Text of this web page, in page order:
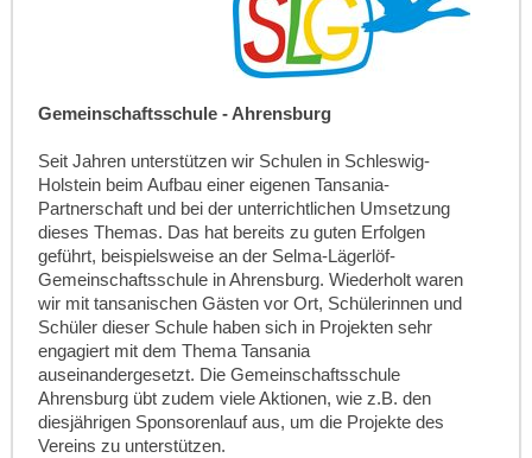
Gemeinschaftsschule - Ahrensburg
Seit Jahren unterstützen wir Schulen in Schleswig-
Holstein beim Aufbau einer eigenen Tansania-
Partnerschaft und bei der unterrichtlichen Umsetzung
dieses Themas. Das hat bereits zu guten Erfolgen
geführt, beispielsweise an der Selma-Lägerlöf-
Gemeinschaftsschule in Ahrensburg. Wiederholt waren
wir mit tansanischen Gästen vor Ort, Schülerinnen und
Schüler dieser Schule haben sich in Projekten sehr
engagiert mit dem Thema Tansania
auseinandergesetzt. Die Gemeinschaftsschule
Ahrensburg übt zudem viele Aktionen, wie z.B. den
diesjährigen Sponsorenlauf aus, um die Projekte des
Vereins zu unterstützen.